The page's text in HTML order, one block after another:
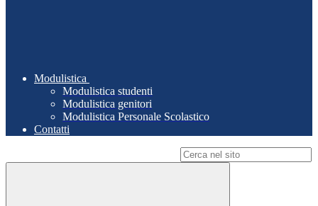
Modulistica
Modulistica studenti
Modulistica genitori
Modulistica Personale Scolastico
Contatti